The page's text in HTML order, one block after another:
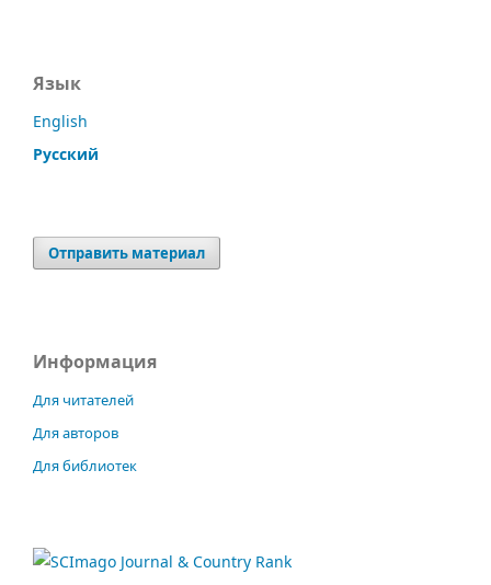
Язык
English
Русский
Отправить материал
Информация
Для читателей
Для авторов
Для библиотек